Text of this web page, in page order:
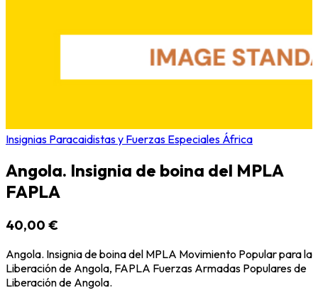
Insignias Paracaidistas y Fuerzas Especiales África
Angola. Insignia de boina del MPLA
FAPLA
40,00 €
Angola. Insignia de boina del MPLA Movimiento Popular para la
Liberación de Angola, FAPLA Fuerzas Armadas Populares de
Liberación de Angola.